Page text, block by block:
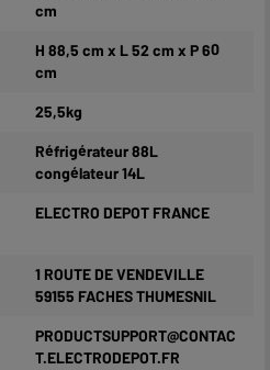
cm
H 88,5 cm x L 52 cm x P 60
cm
25,5kg
Réfrigérateur 88L
congélateur 14L
ELECTRO DEPOT FRANCE
1 ROUTE DE VENDEVILLE
59155 FACHES THUMESNIL
PRODUCTSUPPORT@CONTAC
T.ELECTRODEPOT.FR